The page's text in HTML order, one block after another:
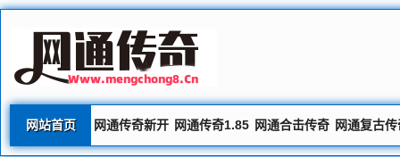
网站首页 网通传奇新开 网通传奇1.85 网通合击传奇 网通复古传